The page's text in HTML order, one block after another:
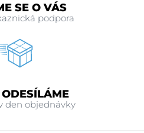
SE O VÁS
podpora
ODESÍLÁME
den objednávky